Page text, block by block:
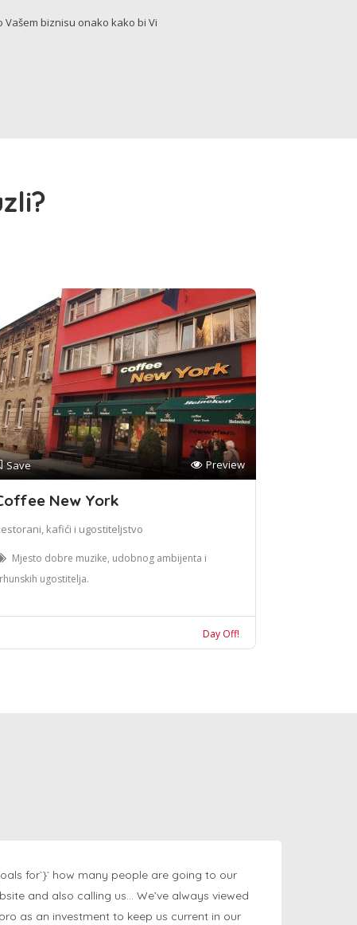
biznisu onako kako bi Vi
Save Preview
New York
kafići i ugostiteljstvo
Mjesto dobre muzike, udobnog ambijenta i
ugostitelja.
Day Off!
for`}` how many people are going to our
and also calling us… We’ve always viewed
as an investment to keep us current in our